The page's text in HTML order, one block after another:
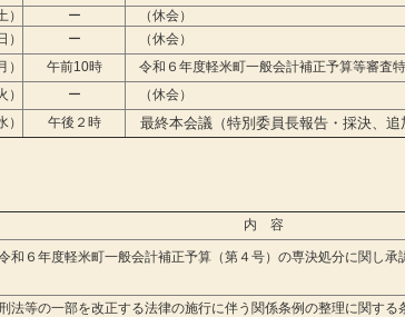
）
ー
（休会）
）
ー
（休会）
）
午前10時
令和６年度軽米町一般会計補正予算等審査
）
ー
（休会）
）
午後２時 最終本会議（特別委員長報告・採決、追
内 容
和６年度軽米町一般会計補正予算（第４号）の専決処分に関し承
法等の一部を改正する法律の施行に伴う関係条例の整理に関する